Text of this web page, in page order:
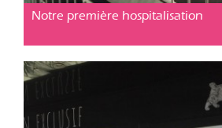
Notre première hospitalisation